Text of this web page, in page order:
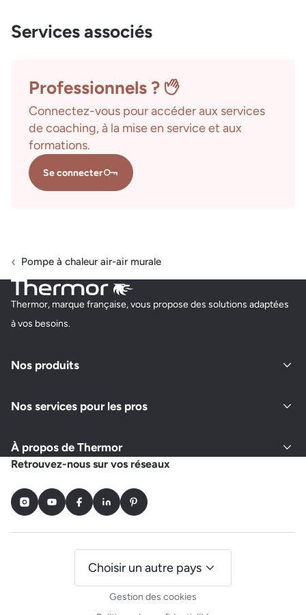
Services associés
Professionnels ?
Connectez-vous pour accéder aux services
de coaching, à la mise en service et aux
formations.
Se connecter
Pompe à chaleur air-air murale
Thermor, marque française, vous propose des solutions adaptées
à vos besoins.
Nos produits
Nos services pour les pros
À propos de Thermor
Retrouvez-nous sur vos réseaux
InstagramYoutubeFacebookLinkedInPinterest
Gestion des cookies
Choisir un autre pays